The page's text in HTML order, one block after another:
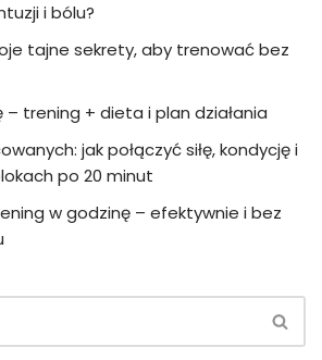
i bólu?
tajne sekrety, aby trenować bez
– trening + dieta i plan działania
jak połączyć siłę, kondycję i
po 20 minut
w godzinę – efektywnie i bez